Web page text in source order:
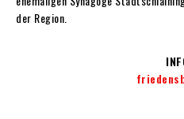
der Region.